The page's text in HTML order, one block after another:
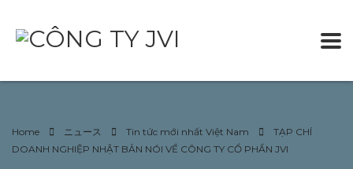
Home ニュース Tin tức mới nhất Việt Nam
TẠP CHÍ
DOANH NGHIỆP NHẬT BẢN NÓI VỀ CÔNG TY CỔ PHẦN JVI